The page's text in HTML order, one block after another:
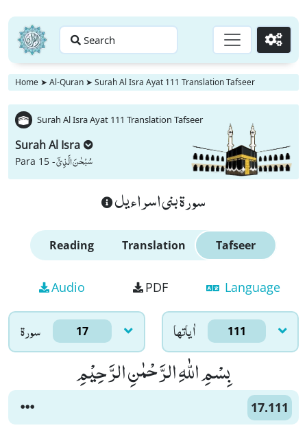
Search Go
Home ➤ Al-Quran ➤ Surah Al Isra Ayat 111 Translation Tafseer
Surah Al Isra Ayat 111 Translation Tafseer
Surah Al Isra
Para 15 -سُبْحٰنَ الَّذِیْۤ
سورة بنى اسراءيل
Reading Translation Tafseer
Audio PDF Language
سورۃ 17 اٰياتها 111
بِسْمِ اللّٰهِ الرَّحْمٰنِ الرَّحِیْمِ
17.111